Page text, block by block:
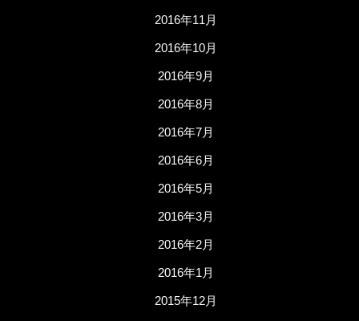
2016年11月
2016年10月
2016年9月
2016年8月
2016年7月
2016年6月
2016年5月
2016年3月
2016年2月
2016年1月
2015年12月